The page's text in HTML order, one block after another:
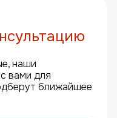
наши
вами для
ближайшее